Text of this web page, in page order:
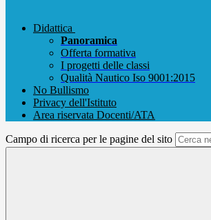
Didattica
Panoramica
Offerta formativa
I progetti delle classi
Qualità Nautico Iso 9001:2015
No Bullismo
Privacy dell'Istituto
Area riservata Docenti/ATA
Campo di ricerca per le pagine del sito